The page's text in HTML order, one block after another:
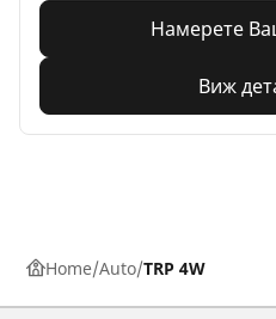
Намерете
Виж
Home Auto TRP 4W